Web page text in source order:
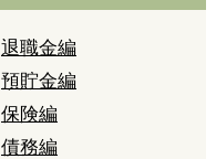
退職金編
預貯金編
保険編
債務編